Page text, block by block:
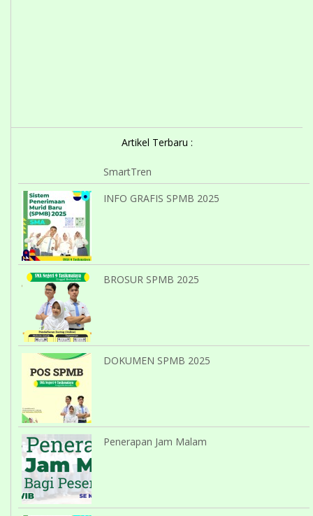
Artikel Terbaru :
SmartTren
INFO GRAFIS SPMB 2025
BROSUR SPMB 2025
DOKUMEN SPMB 2025
Penerapan Jam Malam